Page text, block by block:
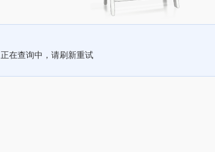
正在查询中，请刷新重试